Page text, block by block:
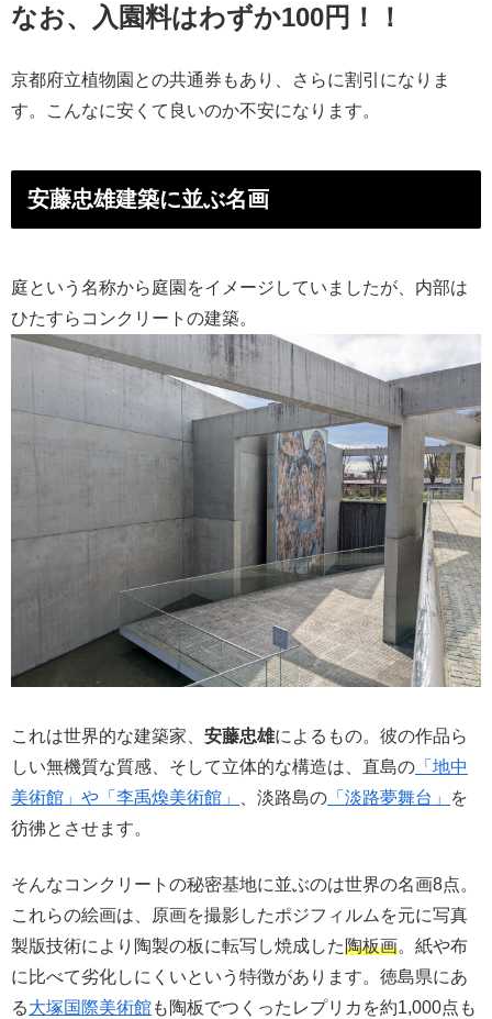
なお、入園料はわずか100円！！
京都府立植物園との共通券もあり、さらに割引になりま
す。こんなに安くて良いのか不安になります。
安藤忠雄建築に並ぶ名画
庭という名称から庭園をイメージしていましたが、内部は
ひたすらコンクリートの建築。
これは世界的な建築家、 安藤忠雄によるもの。彼の作品ら
しい無機質な質感、そして立体的な構造は、直島の 「地中
美術館」や「李禹煥美術館」
、淡路島の 「淡路夢舞台」
を
彷彿とさせます。
そんなコンクリートの秘密基地に並ぶのは世界の名画8点。
これらの絵画は、原画を撮影したポジフィルムを元に写真
製版技術により陶製の板に転写し焼成した陶板画。紙や布
に比べて劣化しにくいという特徴があります。徳島県にあ
る大塚国際美術館も陶板でつくったレプリカを約1,000点も